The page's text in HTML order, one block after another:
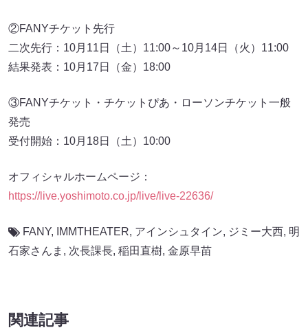
②FANYチケット先行
二次先行：10月11日（土）11:00～10月14日（火）11:00
結果発表：10月17日（金）18:00
③FANYチケット・チケットぴあ・ローソンチケット一般
発売
受付開始：10月18日（土）10:00
オフィシャルホームページ：
https://live.yoshimoto.co.jp/live/live-22636/
FANY, IMMTHEATER, アインシュタイン, ジミー大西, 明
石家さんま , 次長課長, 稲田直樹, 金原早苗
関連記事